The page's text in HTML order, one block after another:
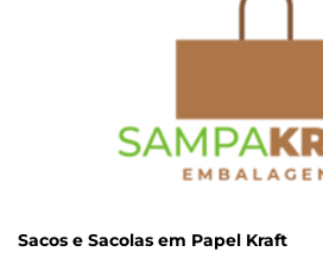
Sacos e Sacolas em Papel Kraft